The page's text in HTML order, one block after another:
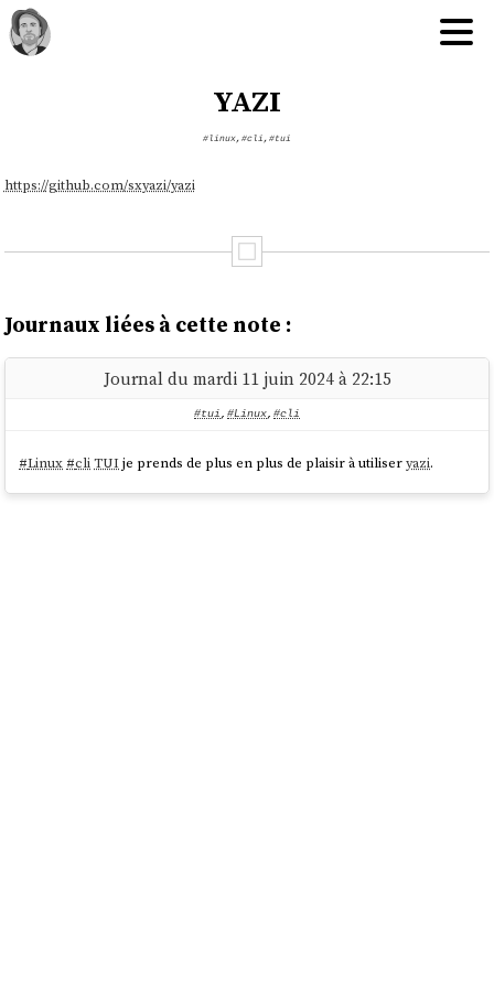
yazi
#linux, #cli, #tui
https://github.com/sxyazi/yazi
Journaux liées à cette note :
Journal du mardi 11 juin 2024 à 22:15
#tui, #Linux, #cli
#Linux #cli TUI je prends de plus en plus de plaisir à utiliseryazi.